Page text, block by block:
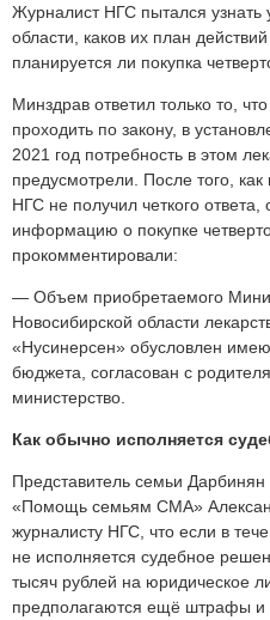
Журналист НГС пытался узнать
области, каков их план
планируется ли покупка
Минздрав ответил только то,
проходить по закону, в
2021 год потребность в этом
предусмотрели. После того,
НГС не получил четкого
информацию о покупке
прокомментировали:
— Объем приобретаемого
Новосибирской области
«Нусинерсен» обусловлен
бюджета, согласован с
министерство.
Как обычно исполняется
Представитель семьи
«Помощь семьям СМА»
журналисту НГС, что если в
не исполняется судебное
тысяч рублей на юридическое
предполагаются ещё штрафы и